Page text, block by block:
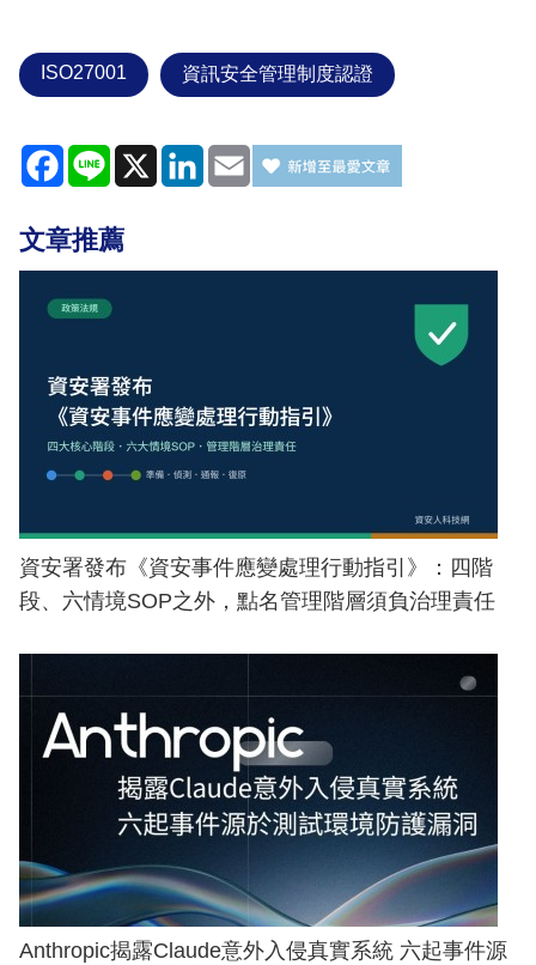
ISO27001 資訊安全管理制度認證
Facebook
Line X LinkedIn
Email
文章推薦
資安署發布《資安事件應變處理行動指引》：四階
段、六情境SOP之外，點名管理階層須負治理責任
Anthropic揭露Claude意外入侵真實系統 六起事件源